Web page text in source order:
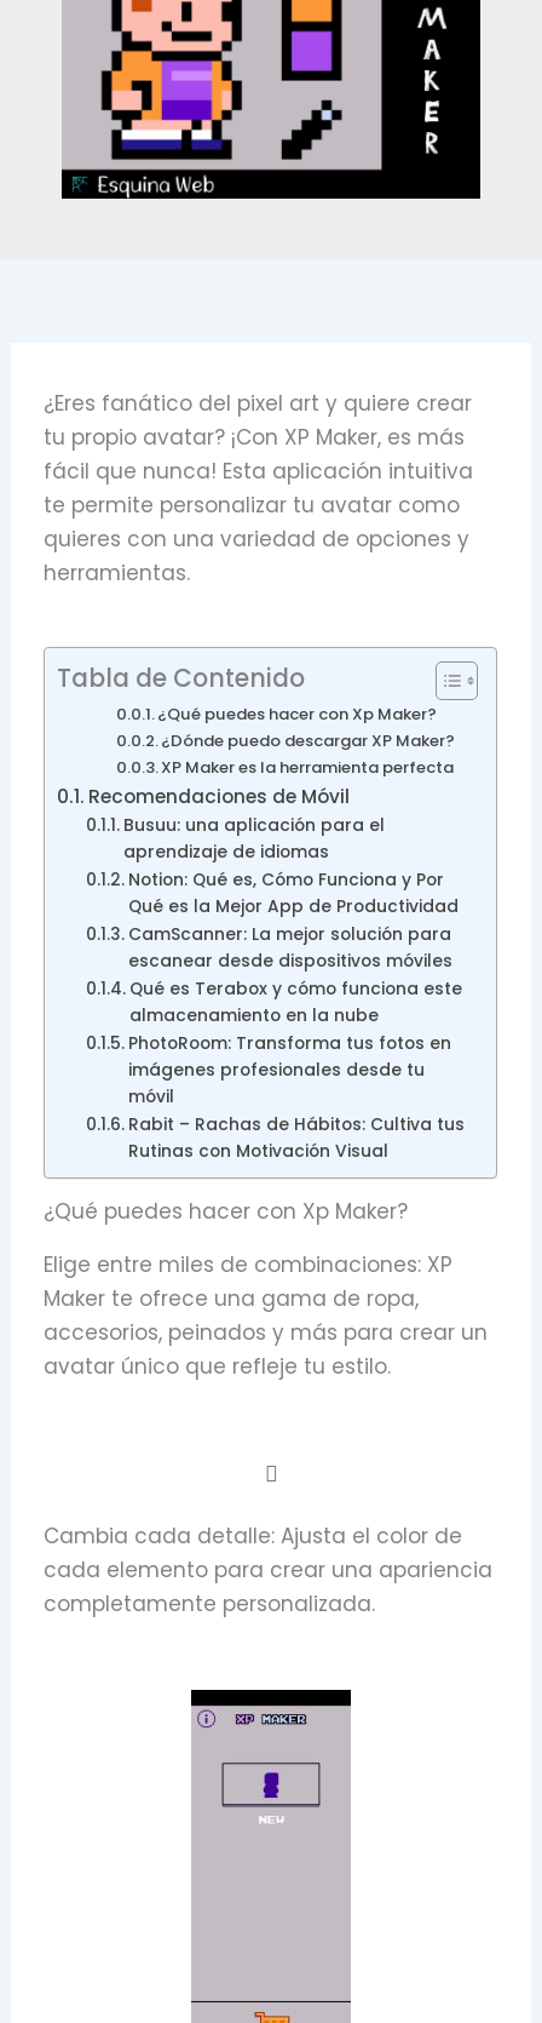
¿Eres fanático del pixel art y quiere crear
tu propio avatar? ¡Con XP Maker, es más
fácil que nunca! Esta aplicación intuitiva
te permite personalizar tu avatar como
quieres con una variedad de opciones y
herramientas.
Tabla de Contenido
¿Qué puedes hacer con Xp Maker?
¿Dónde puedo descargar XP Maker?
XP Maker es la herramienta perfecta
Recomendaciones de Móvil
Busuu: una aplicación para el
aprendizaje de idiomas
Notion: Qué es, Cómo Funciona y Por
Qué es la Mejor App de Productividad
CamScanner: La mejor solución para
escanear desde dispositivos móviles
Qué es Terabox y cómo funciona este
almacenamiento en la nube
PhotoRoom: Transforma tus fotos en
imágenes profesionales desde tu
móvil
Rabit – Rachas de Hábitos: Cultiva tus
Rutinas con Motivación Visual
¿Qué puedes hacer con Xp Maker?
Elige entre miles de combinaciones: XP
Maker te ofrece una gama de ropa,
accesorios, peinados y más para crear un
avatar único que refleje tu estilo.
Cambia cada detalle: Ajusta el color de
cada elemento para crear una apariencia
completamente personalizada.